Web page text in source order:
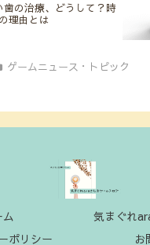
の治療、どうして？時
理由とは
ゲームニュース・トピック
気まぐれ
ポリシー
お